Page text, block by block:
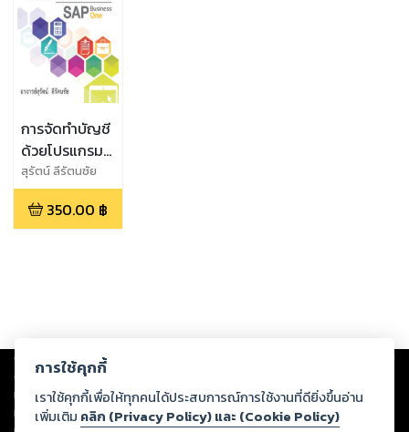
การจัดทำบัญชี
ด้วยโปรแกรม
SAP Business
One
สุรัตน์​ ลีรัตนชัย
350.00 ฿
Copyright © 2026
ต่อผลงานหรือเนื้อหาใดที่อัปโหลดผ่านเว็บไซต์และปรากฏว่าละเมิดสิทธิใน
ทรัพย์สินทางปัญญาของบุคคลอื่นหรือขัดต่อกฎหมายและศีลธรรม ดังนั้น ผู้อ่าน
ทุกท่านโปรดใช้วิจารณญาณในการกลั่นกรองด้วยตนเอง และหากท่านพบว่าส่วน
การใช้คุกกี้
เราใช้คุกกี้เพื่อให้ทุกคนได้ประสบการณ์การใช้งานที่ดียิ่งขึ้นอ่าน
เพิ่มเติม คลิก (Privacy Policy) และ (Cookie Policy)